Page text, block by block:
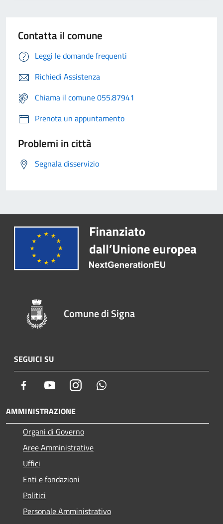
Contatta il comune
Leggi le domande frequenti
Richiedi Assistenza
Chiama il comune 055.87941
Prenota un appuntamento
Problemi in città
Segnala disservizio
Comune di Signa
SEGUICI SU
Facebook YoutubeInstagram
AMMINISTRAZIONE
Organi di Governo
Aree Amministrative
Uffici
Enti e fondazioni
Politici
Personale Amministrativo